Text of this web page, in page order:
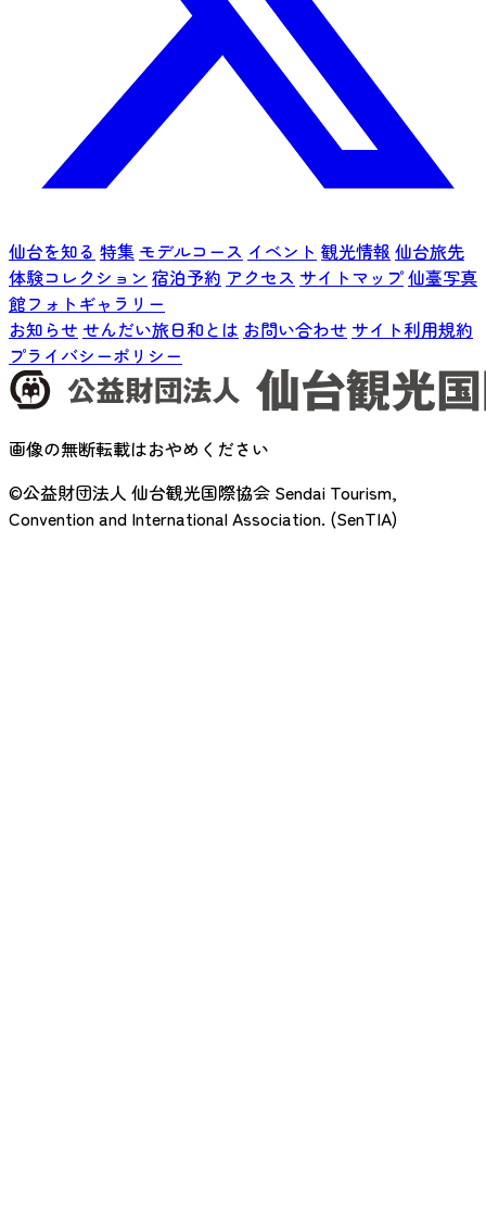
仙台を知る 特集 モデルコース イベント 観光情報 仙台旅先
体験コレクション 宿泊予約 アクセス サイトマップ仙臺写真
館フォトギャラリー
お知らせ せんだい旅日和とは お問い合わせ サイト利用規約
プライバシーポリシー
画像の無断転載はおやめください
©公益財団法人 仙台観光国際協会 Sendai Tourism,
Convention and International Association. (SenTIA)